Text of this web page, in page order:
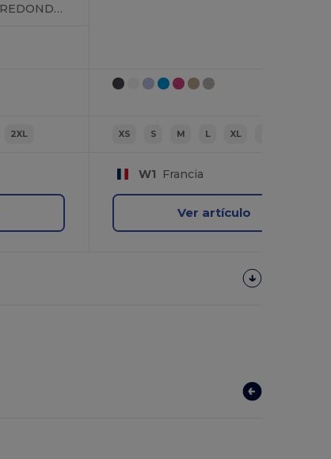
CAMISETA DE CUELLO REDONDO LAVADA AL ÁCIDO
2XL XS S M L XL
W1 Francia
Ver artículo